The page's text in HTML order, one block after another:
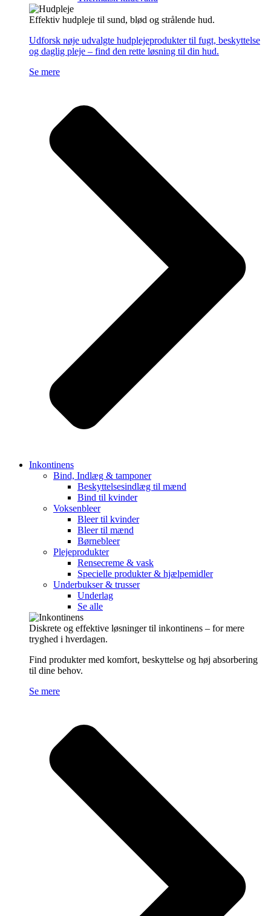
Effektiv hudpleje til sund, blød og strålende hud.
Udforsk nøje udvalgte hudplejeprodukter til fugt, beskyttelse
og daglig pleje – find den rette løsning til din hud.
Se mere
Inkontinens
Bind, Indlæg & tamponer
Beskyttelsesindlæg til mænd
Bind til kvinder
Voksenbleer
Bleer til kvinder
Bleer til mænd
Børnebleer
Plejeprodukter
Rensecreme & vask
Specielle produkter & hjælpemidler
Underbukser & trusser
Underlag
Se alle
Diskrete og effektive løsninger til inkontinens – for mere
tryghed i hverdagen.
Find produkter med komfort, beskyttelse og høj absorbering
til dine behov.
Se mere